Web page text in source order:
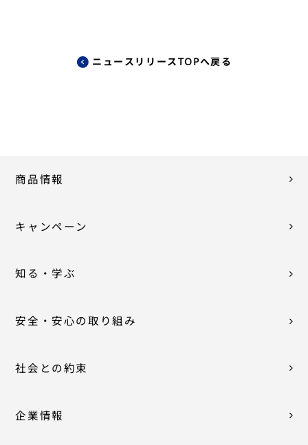
ニュースリリースTOPへ戻る
商品情報
キャンペーン
知る・学ぶ
安全・安心の取り組み
社会との約束
企業情報